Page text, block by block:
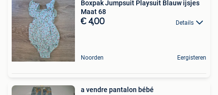
Boxpak Jumpsuit Playsuit Blauw ijsjes
Maat 68
€ 4,00 Details
Noorden Eergisteren
a vendre pantalon bébé